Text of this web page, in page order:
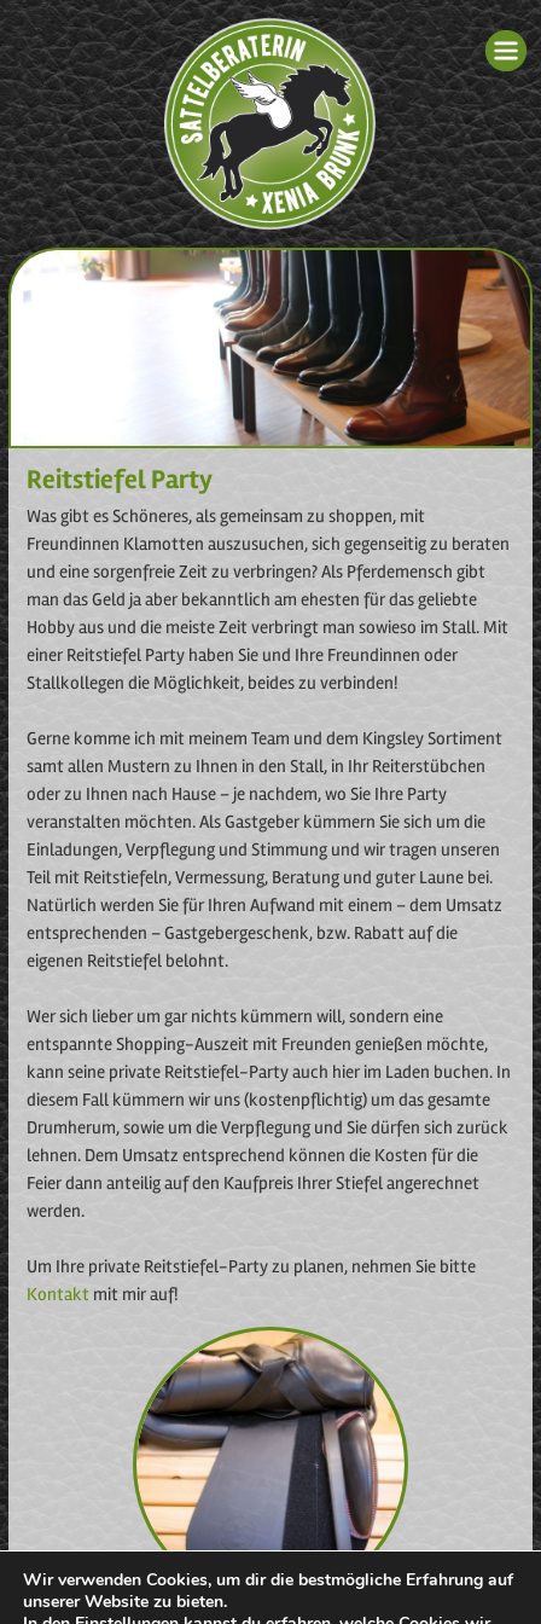
Reitstiefel Party
Was gibt es Schöneres, als gemeinsam zu shoppen, mit
Freundinnen Klamotten auszusuchen, sich gegenseitig zu beraten
und eine sorgenfreie Zeit zu verbringen? Als Pferdemensch gibt
man das Geld ja aber bekanntlich am ehesten für das geliebte
Hobby aus und die meiste Zeit verbringt man sowieso im Stall. Mit
einer Reitstiefel Party haben Sie und Ihre Freundinnen oder
Stallkollegen die Möglichkeit, beides zu verbinden!
Gerne komme ich mit meinem Team und dem Kingsley Sortiment
samt allen Mustern zu Ihnen in den Stall, in Ihr Reiterstübchen
oder zu Ihnen nach Hause – je nachdem, wo Sie Ihre Party
veranstalten möchten. Als Gastgeber kümmern Sie sich um die
Einladungen, Verpflegung und Stimmung und wir tragen unseren
Teil mit Reitstiefeln, Vermessung, Beratung und guter Laune bei.
Natürlich werden Sie für Ihren Aufwand mit einem – dem Umsatz
entsprechenden – Gastgebergeschenk, bzw. Rabatt auf die
eigenen Reitstiefel belohnt.
Wer sich lieber um gar nichts kümmern will, sondern eine
entspannte Shopping-Auszeit mit Freunden genießen möchte,
kann seine private Reitstiefel-Party auch hier im Laden buchen. In
diesem Fall kümmern wir uns (kostenpflichtig) um das gesamte
Drumherum, sowie um die Verpflegung und Sie dürfen sich zurück
lehnen. Dem Umsatz entsprechend können die Kosten für die
Feier dann anteilig auf den Kaufpreis Ihrer Stiefel angerechnet
werden.
Um Ihre private Reitstiefel-Party zu planen, nehmen Sie bitte
Kontaktmit mir auf!
Wir verwenden Cookies, um dir die bestmögliche Erfahrung auf
unserer Website zu bieten.